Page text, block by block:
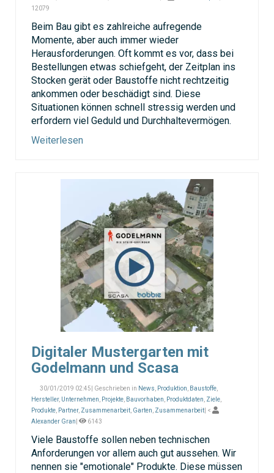
12079
Beim Bau gibt es zahlreiche aufregende
Momente, aber auch immer wieder
Herausforderungen. Oft kommt es vor, dass bei
Bestellungen etwas schiefgeht, der Zeitplan ins
Stocken gerät oder Baustoffe nicht rechtzeitig
ankommen oder beschädigt sind. Diese
Situationen können schnell stressig werden und
erfordern viel Geduld und Durchhaltevermögen.
Weiterlesen
Digitaler Mustergarten mit
Godelmann und Scasa
30/01/2019 02:45| Geschrieben in News Produktion Baustoffe
Hersteller, Unternehmen Projekte Bauvorhaben Produktdaten Ziele
Produkte Partner, Zusammenarbeit Garten Zusammenarbeit | <
Alexander Gran
6143
Viele Baustoffe sollen neben technischen
Anforderungen vor allem auch gut aussehen. Wir
nennen sie "emotionale" Produkte. Diese müssen